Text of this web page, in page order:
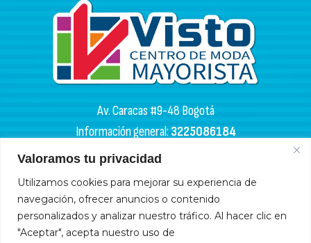
Valoramos tu privacidad
Utilizamos cookies para mejorar su experiencia de
navegación, ofrecer anuncios o contenido
personalizados y analizar nuestro tráfico. Al hacer clic en
"Aceptar", acepta nuestro uso de
Av. Caracas #9-48 Bogotá
Información general:3225086184
PQR:3102133050
HORARIOS DE APERTURA
Miércoles y sábados: 4:00 a. m. - 6:00 p. m.
Lunes, martes, jueves y viernes: 9:00 a. m. - 6:00 p. m.